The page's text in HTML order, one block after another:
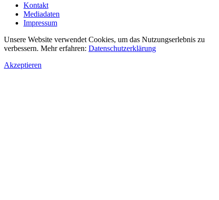
Kontakt
Mediadaten
Impressum
Unsere Website verwendet Cookies, um das Nutzungserlebnis zu
verbessern. Mehr erfahren: Datenschutzerklärung
Akzeptieren